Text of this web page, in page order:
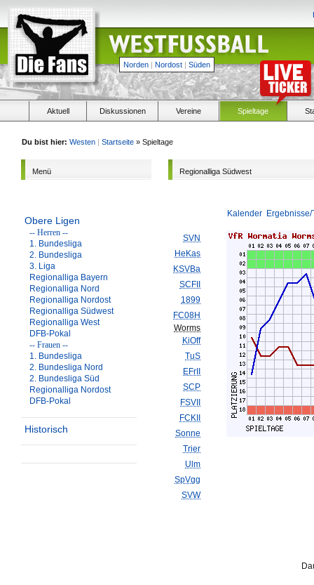
Norden | Nordost | Süden
Aktuell Diskussionen Vereine Spieltage
Du bist hier: Westen | Startseite » Spieltage
Menü
Obere Ligen
-- Herren --
1. Bundesliga
2. Bundesliga
3. Liga
Regionalliga Bayern
Regionalliga Nord
Regionalliga Nordost
Regionalliga Südwest
Regionalliga West
DFB-Pokal
-- Frauen --
1. Bundesliga
2. Bundesliga Nord
2. Bundesliga Süd
Regionalliga Nordost
DFB-Pokal
Historisch
Regionalliga Südwest
Kalender
SVN
HeKas
KSVBa
SCFII
1899
FC08H
Worms
KiOff
TuS
EFrII
SCP
FSVII
FCKII
Sonne
Trier
Ulm
SpVgg
SVW